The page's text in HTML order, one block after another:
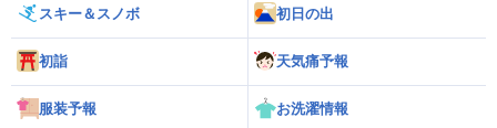
スキー＆スノボ 初日の出
初詣 天気痛予報
服装予報 お洗濯情報